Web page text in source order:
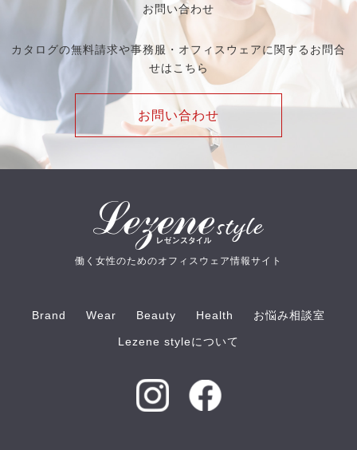
お問い合わせ
カタログの無料請求や事務服・オフィスウェアに関するお問合
せはこちら
お問い合わせ
働く女性のためのオフィスウェア情報サイト
Brand Wear Beauty Health お悩み相談室
Lezene styleについて